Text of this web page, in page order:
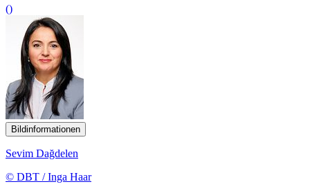
()
Bildinformationen
Sevim Dağdelen
© DBT / Inga Haar